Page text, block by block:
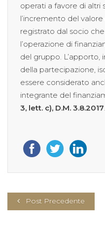
operati a favore di
l’incremento del
registrato dal socio
l’operazione di
del gruppo.
della partecipazione,
essere considerato
integrante del
3, lett. c), D.M. 3.8.2017
Post Precedente